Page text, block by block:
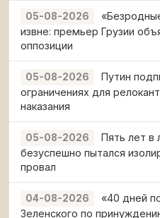
05-08-2026
извне: премьер Грузии
оппозиции
05-08-2026
Путин
ограничениях для
наказания
05-08-2026
Пять лет в
безуспешно пытался
провал
04-08-2026
«40 дней
Зеленского по